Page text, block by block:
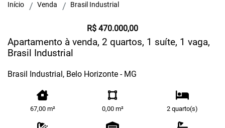
Início Venda Brasil Industrial
R$ 470.000,00
Apartamento à venda, 2 quartos, 1 suíte, 1 vaga,
Brasil Industrial
Brasil Industrial, Belo Horizonte - MG
67,00 m² 0,00 m² 2 quarto(s)